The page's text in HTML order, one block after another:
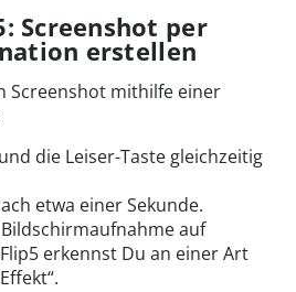
Screenshot per
erstellen
Screenshot mithilfe einer
die Leiser-Taste gleichzeitig
etwa einer Sekunde.
auf
erkennst Du an einer Art